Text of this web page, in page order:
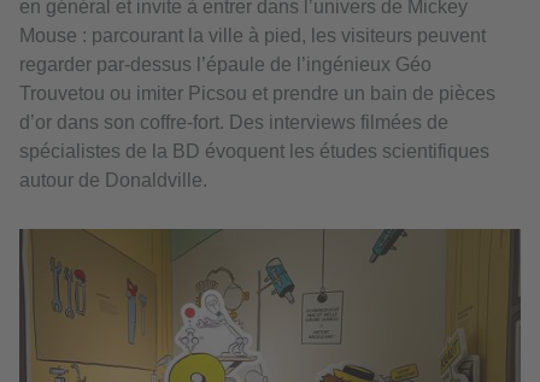
en général et invite à entrer dans l’univers de Mickey
Mouse : parcourant la ville à pied, les visiteurs peuvent
regarder par-dessus l’épaule de l’ingénieux Géo
Trouvetou ou imiter Picsou et prendre un bain de pièces
d’or dans son coffre-fort. Des interviews filmées de
spécialistes de la BD évoquent les études scientifiques
autour de Donaldville.